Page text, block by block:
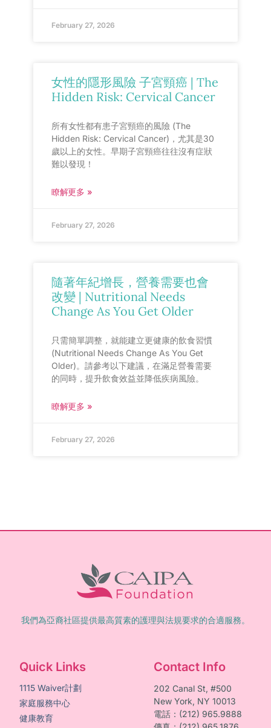
February 27, 2026
女性的隱形風險 子宮頸癌 | The
Hidden Risk: Cervical Cancer
所有女性都有患子宮頸癌的風險 (The
Hidden Risk: Cervical Cancer)，尤其是30
歲以上的女性。早期子宮頸癌往往沒有症狀
難以發現！
瞭解更多 »
February 27, 2026
隨著年紀增長，營養需要也會
改變 | Nutritional Needs
Change As You Get Older
只需簡單調整，就能建立更健康的飲食習慣
(Nutritional Needs Change As You Get
Older)。請參考以下建議，在滿足營養需要
的同時，提升飲食效益並降低疾病風險。
瞭解更多 »
February 27, 2026
我們為亞裔社區提供最高質素的護理與法規要求的合適服務。
Quick Links
1115 Waiver計劃
家庭服務中心
健康教育
Contact Info
202 Canal St, #500
New York, NY 10013
電話：(212) 965.9888